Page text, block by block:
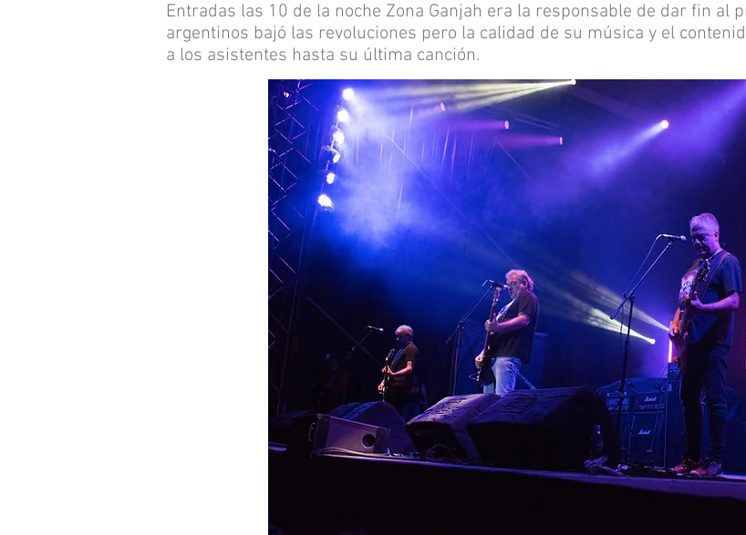
Entradas las 10 de la noche Zona Ganjah era la responsable de dar fin al
argentinos bajó las revoluciones pero la calidad de su música y el
a los asistentes hasta su última canción.